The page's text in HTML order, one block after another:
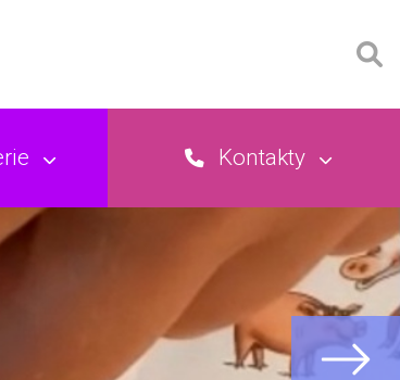
Kontakty